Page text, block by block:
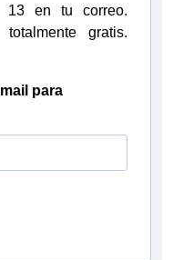
13 en tu correo.
gratis.
para